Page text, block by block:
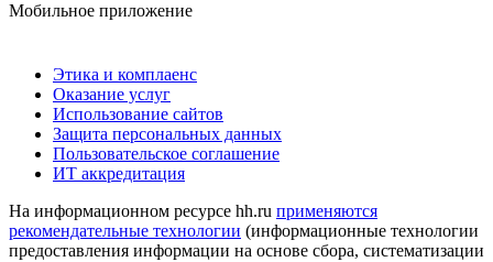
Мобильное приложение
Этика и комплаенс
Оказание услуг
Использование сайтов
Защита персональных данных
Пользовательское соглашение
ИТ аккредитация
На информационном ресурсе hh.ru применяются
рекомендательные технологии (информационные технологии
предоставления информации на основе сбора, систематизации